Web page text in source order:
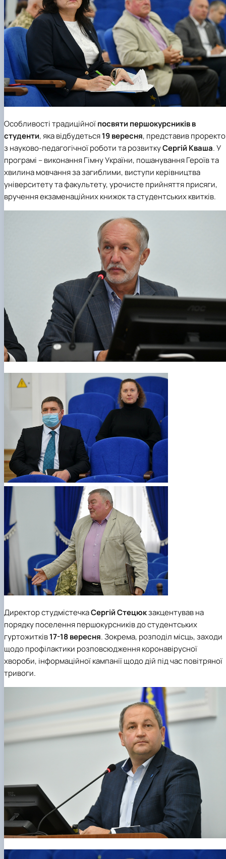
Особливості традиційноїпосвяти першокурсників в
студенти, яка відбудеться19 вересня, представив
з науково-педагогічної роботи та розвиткуСергій Кваша. У
програмі – виконання Гімну України, пошанування Героїв та
хвилина мовчання за загиблими, виступи керівництва
університету та факультету, урочисте прийняття присяги,
вручення екзаменаційних книжок та студентських квитків.
Директор студмістечкаСергій Стецюкзакцентував на
порядку поселення першокурсників до студентських
гуртожитків17-18 вересня. Зокрема, розподіл місць, заходи
щодо профілактики розповсюдження коронавірусної
хвороби, інформаційної кампанії щодо дій під час повітряної
тривоги.